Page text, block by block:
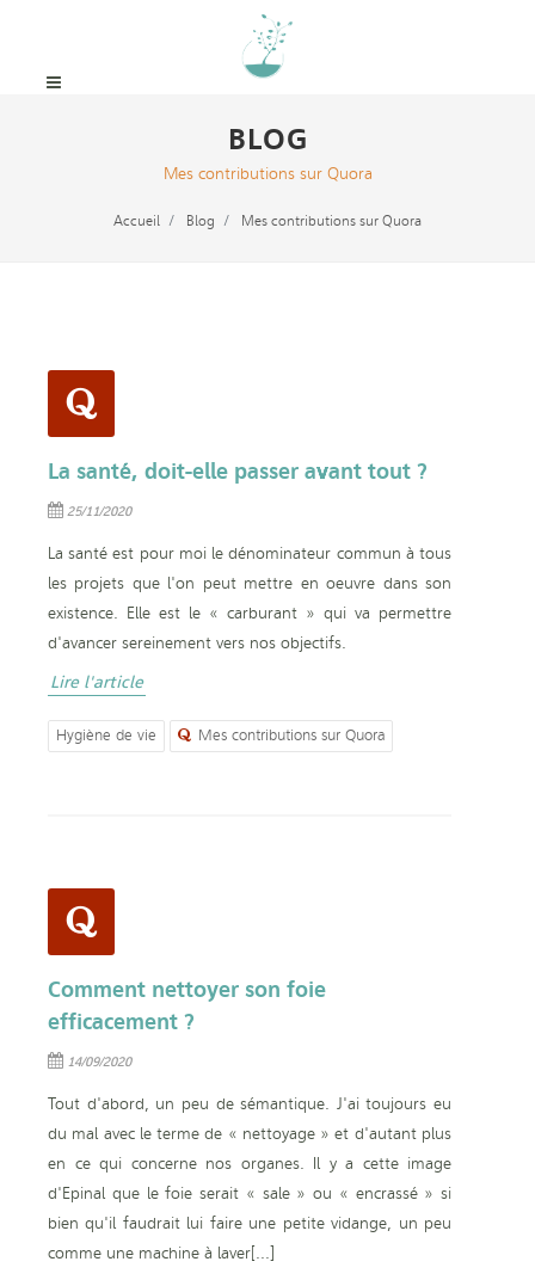
BLOG
Mes contributions sur Quora
Accueil Blog Mes contributions sur Quora
La santé, doit-elle passer avant tout ?
25/11/2020
La santé est pour moi le dénominateur commun à tous
les projets que l'on peut mettre en oeuvre dans son
existence. Elle est le « carburant » qui va permettre
d'avancer sereinement vers nos objectifs.
Lire l'article
Hygiène de vie Mes contributions sur Quora
Comment nettoyer son foie
efficacement ?
14/09/2020
Tout d'abord, un peu de sémantique. J'ai toujours eu
du mal avec le terme de « nettoyage » et d'autant plus
en ce qui concerne nos organes. Il y a cette image
d'Epinal que le foie serait « sale » ou « encrassé » si
bien qu'il faudrait lui faire une petite vidange, un peu
comme une machine à laver[...]